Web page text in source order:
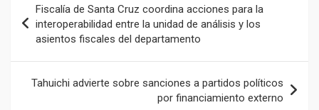
de
entradas
Fiscalía de Santa Cruz coordina acciones para la
interoperabilidad entre la unidad de análisis y los
asientos fiscales del departamento
Tahuichi advierte sobre sanciones a partidos políticos
por financiamiento externo